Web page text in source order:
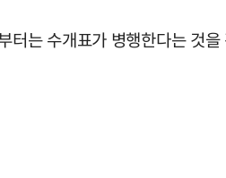
터는 수개표가 병행한다는 것